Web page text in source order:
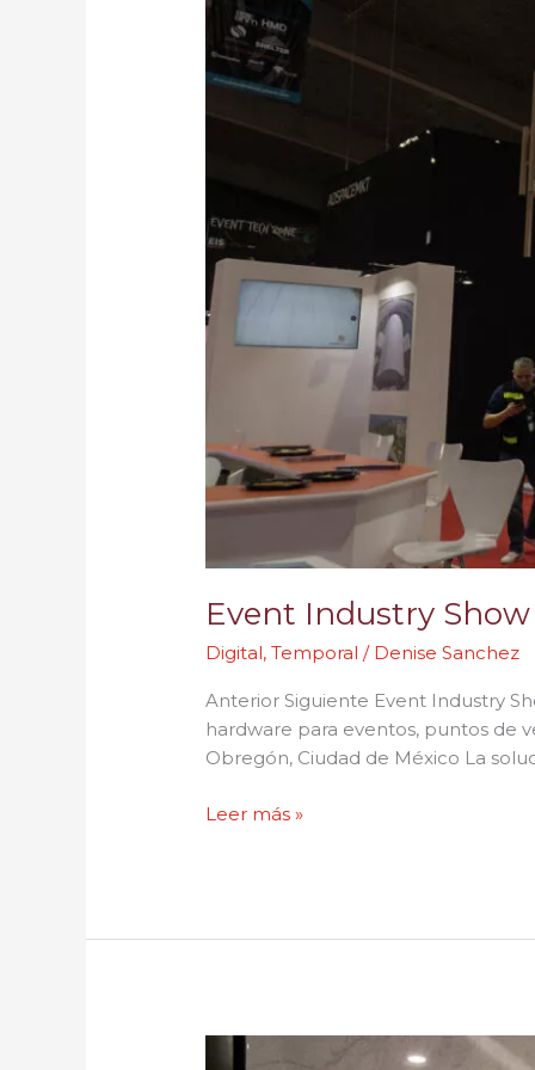
Event Industry
Digital,Temporal / Denise Sanchez
Anterior Siguiente Event Industry
hardware para eventos, puntos de
Obregón, Ciudad de México La
Leer más »
Porcelanosa